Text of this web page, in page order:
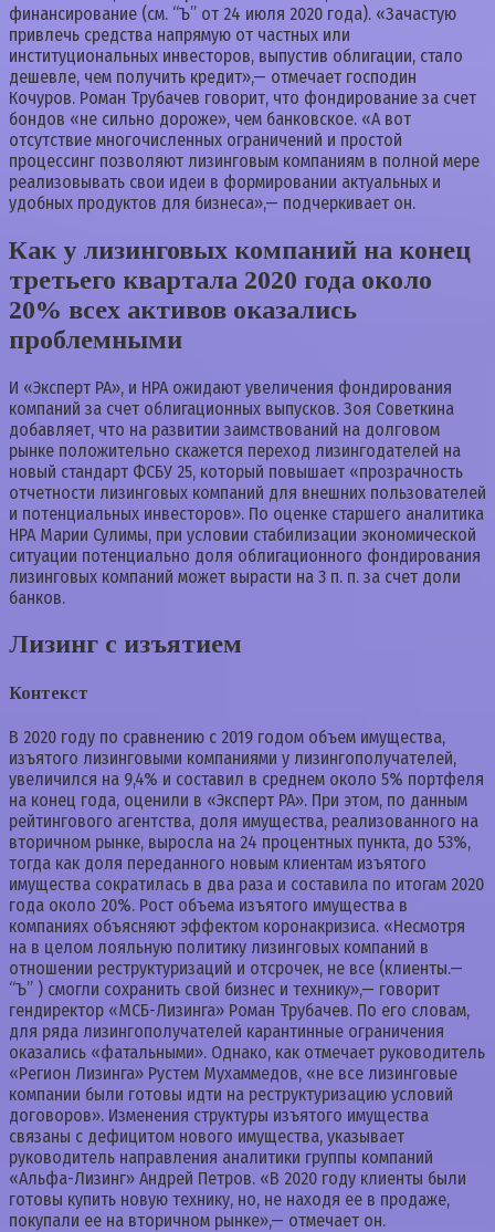
финансирование (см. “Ъ” от 24 июля 2020 года). «Зачастую
привлечь средства напрямую от частных или
институциональных инвесторов, выпустив облигации, стало
дешевле, чем получить кредит»,— отмечает господин
Кочуров. Роман Трубачев говорит, что фондирование за счет
бондов «не сильно дороже», чем банковское. «А вот
отсутствие многочисленных ограничений и простой
процессинг позволяют лизинговым компаниям в полной мере
реализовывать свои идеи в формировании актуальных и
удобных продуктов для бизнеса»,— подчеркивает он.
Как у лизинговых компаний на конец
третьего квартала 2020 года около
20% всех активов оказались
проблемными
И «Эксперт РА», и НРА ожидают увеличения фондирования
компаний за счет облигационных выпусков. Зоя Советкина
добавляет, что на развитии заимствований на долговом
рынке положительно скажется переход лизингодателей на
новый стандарт ФСБУ 25, который повышает «прозрачность
отчетности лизинговых компаний для внешних пользователей
и потенциальных инвесторов». По оценке старшего аналитика
НРА Марии Сулимы, при условии стабилизации экономической
ситуации потенциально доля облигационного фондирования
лизинговых компаний может вырасти на 3 п. п. за счет доли
банков.
Лизинг с изъятием
Контекст
В 2020 году по сравнению с 2019 годом объем имущества,
изъятого лизинговыми компаниями у лизингополучателей,
увеличился на 9,4% и составил в среднем около 5% портфеля
на конец года, оценили в «Эксперт РА». При этом, по данным
рейтингового агентства, доля имущества, реализованного на
вторичном рынке, выросла на 24 процентных пункта, до 53%,
тогда как доля переданного новым клиентам изъятого
имущества сократилась в два раза и составила по итогам 2020
года около 20%. Рост объема изъятого имущества в
компаниях объясняют эффектом коронакризиса. «Несмотря
на в целом лояльную политику лизинговых компаний в
отношении реструктуризаций и отсрочек, не все (клиенты.—
“Ъ” ) смогли сохранить свой бизнес и технику»,— говорит
гендиректор «МСБ-Лизинга» Роман Трубачев. По его словам,
для ряда лизингополучателей карантинные ограничения
оказались «фатальными». Однако, как отмечает руководитель
«Регион Лизинга» Рустем Мухаммедов, «не все лизинговые
компании были готовы идти на реструктуризацию условий
договоров». Изменения структуры изъятого имущества
связаны с дефицитом нового имущества, указывает
руководитель направления аналитики группы компаний
«Альфа-Лизинг» Андрей Петров. «В 2020 году клиенты были
готовы купить новую технику, но, не находя ее в продаже,
покупали ее на вторичном рынке»,— отмечает он.